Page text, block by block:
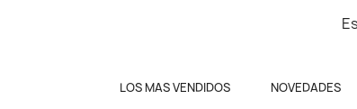
NOVEDADES
LOS MAS VENDIDOS